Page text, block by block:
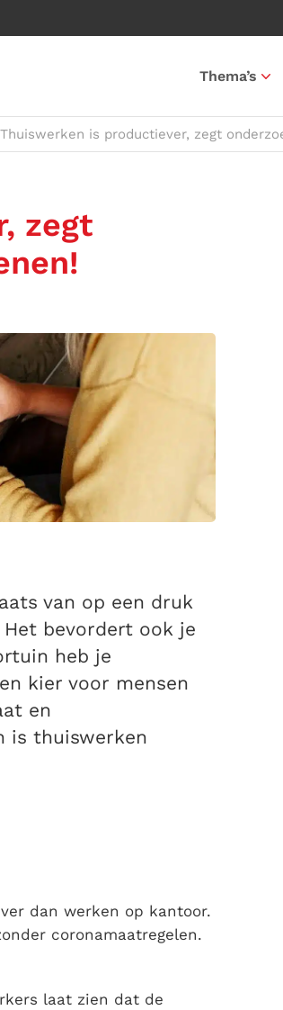
Thema’s
Thuiswerken is productiever, zegt
zegt
van op een druk
bevordert ook je
heb je
kier voor mensen
en
is thuiswerken
dan werken op kantoor.
coronamaatregelen.
laat zien dat de